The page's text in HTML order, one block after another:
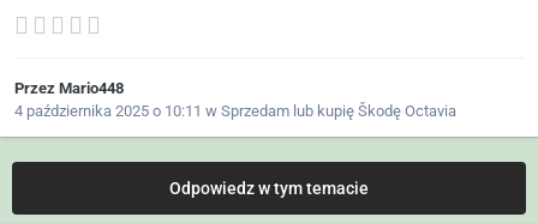
Przez Mario448
4 października 2025 o 10:11 w Sprzedam lub kupię Škodę Octavia
Odpowiedz w tym temacie